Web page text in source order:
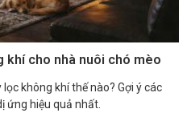
khí cho nhà nuôi chó mèo
không khí thế nào? Gợi ý các
ứng hiệu quả nhất.